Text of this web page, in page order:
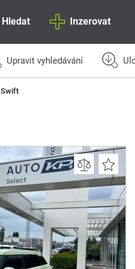
Hledat Inzerovat
Upravit vyhledávání
Swift